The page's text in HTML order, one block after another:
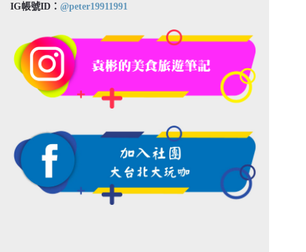
IG帳號ID： @peter19911991